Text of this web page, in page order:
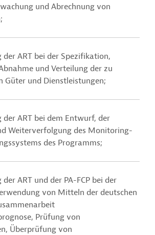
und Abrechnung von
ART bei der Spezifikation,
und Verteilung der zu
Güter und Dienstleistungen;
ART bei dem Entwurf, der
Weiterverfolgung des Monitoring-
des Programms;
ART und der PA-FCP bei der
von Mitteln der deutschen
Prüfung von
Überprüfung von